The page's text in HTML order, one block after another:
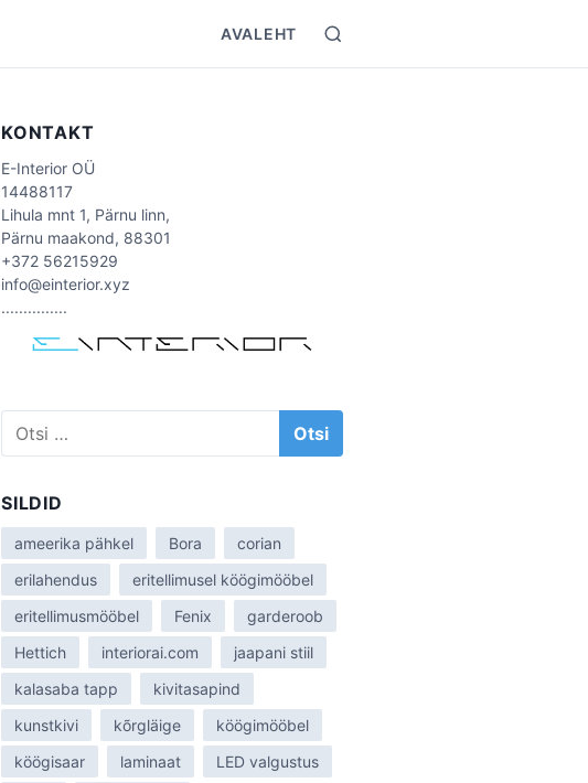
AVALEHT
S
e
KONTAKT
E-Interior OÜ
14488117
Lihula mnt 1, Pärnu linn,
Pärnu maakond, 88301
+372 56215929
info@einterior.xyz
...............
:SILDID
ameerika pähkel Bora
corian
erilahendus
eritellimusel köögimööbel
eritellimusmööbel
Fenix
garderoob
Hettich
interiorai.com
jaapani stiil
kalasaba tapp
kivitasapind
kunstkivi
kõrgläige
köögimööbel
köögisaar
laminaat
LED valgustus